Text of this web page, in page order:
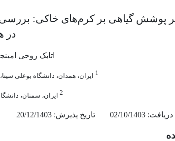
پوشش گیاهی بر کرم‌های خاکی: بررسی
در
اتابک روحی
1 ایران، همدان، دانشگاه بوعلی
2 ایران، سمنان،
02/10/1403 تاریخ پذیرش: 20/12/1403